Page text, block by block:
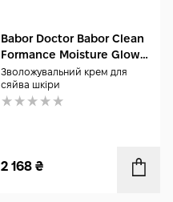
Babor Doctor Babor Clean
Formance Moisture Glow
Cream 50 мл
Зволожувальний крем для
сяйва шкіри
2 168 ₴